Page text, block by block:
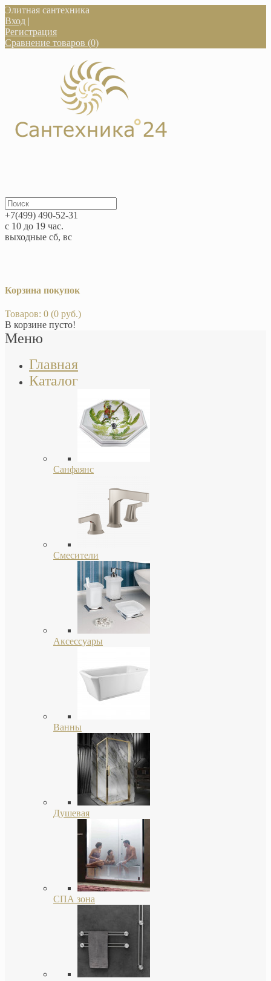
Элитная сантехника
Вход |
Регистрация
Сравнение товаров (0)
+7(499) 490-52-31
с 10 до 19 час.
выходные сб, вс
Корзина покупок
Товаров: 0 (0 руб.)
В корзине пусто!
Меню
Главная
Каталог
Санфаянс
Смесители
Аксессуары
Ванны
Душевая
СПА зона